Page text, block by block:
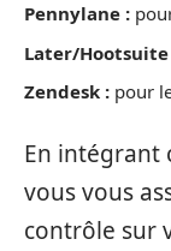
Pennylane :
Later/Hootsuite
Zendesk : pour
En intégrant
vous vous
contrôle sur